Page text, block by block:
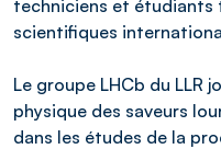
techniciens et étudiants
scientifiques
Le groupe LHCb du LLR
physique des saveurs
dans les études de la